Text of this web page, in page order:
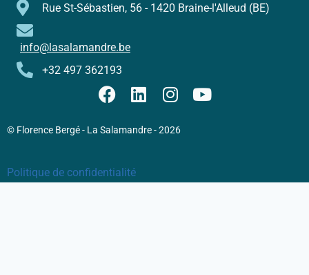
Rue St-Sébastien, 56 - 1420 Braine-l'Alleud (BE)
info@lasalamandre.be
+32 497 362193
© Florence Bergé - La Salamandre - 2026
Politique de confidentialité